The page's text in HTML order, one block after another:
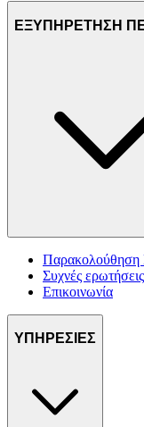
ΕΞΥΠΗΡΕΤΗΣΗ
Παρακολούθηση
Συχνές ερωτήσεις
Επικοινωνία
ΥΠΗΡΕΣΙΕΣ